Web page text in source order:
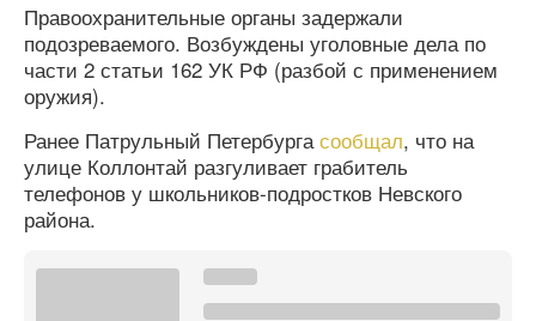
Правоохранительные органы задержали
подозреваемого. Возбуждены уголовные дела по
части 2 статьи 162 УК РФ (разбой с применением
оружия).
Ранее Патрульный Петербургасообщал, что на
улице Коллонтай разгуливает грабитель
телефонов у школьников-подростков Невского
района.